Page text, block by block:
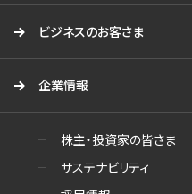
ビジネスのお客さま
企業情報
株主・投資家の皆さま
サステナビリティ